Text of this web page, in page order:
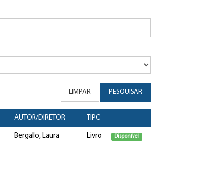
LIMPAR PESQUISAR
AUTOR/DIRETOR TIPO
Bergallo, Laura Livro Disponível